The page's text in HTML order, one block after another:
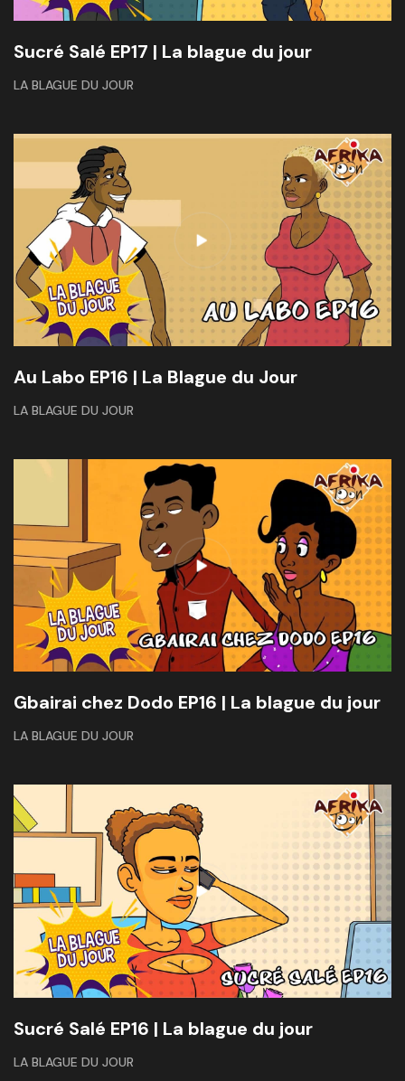
Sucré Salé EP17 | La blague du jour
LA BLAGUE DU JOUR
Au Labo EP16 | La Blague du Jour
LA BLAGUE DU JOUR
Gbairai chez Dodo EP16 | La blague du jour
LA BLAGUE DU JOUR
Sucré Salé EP16 | La blague du jour
LA BLAGUE DU JOUR